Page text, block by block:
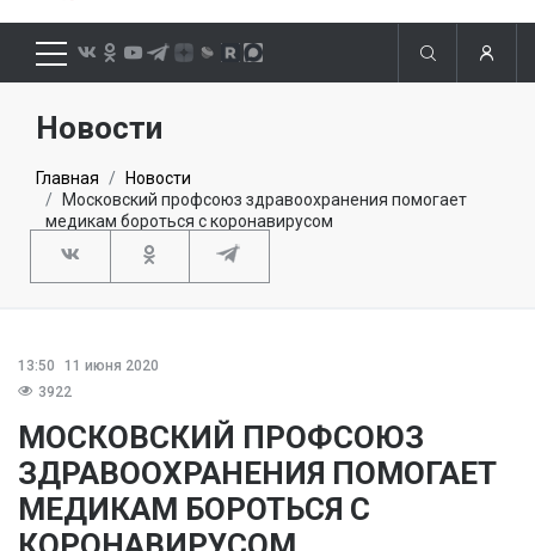
Новости
Главная
Новости
Московский профсоюз здравоохранения помогает
медикам бороться с коронавирусом
13:50
11 июня 2020
3922
МОСКОВСКИЙ ПРОФСОЮЗ
ЗДРАВООХРАНЕНИЯ ПОМОГАЕТ
МЕДИКАМ БОРОТЬСЯ С